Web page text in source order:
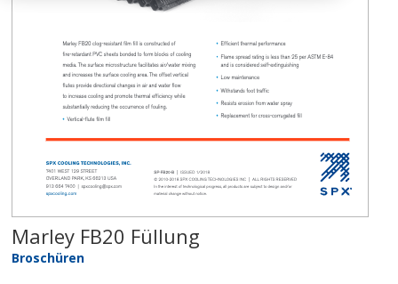
Marley FB20 Füllung
Broschüren